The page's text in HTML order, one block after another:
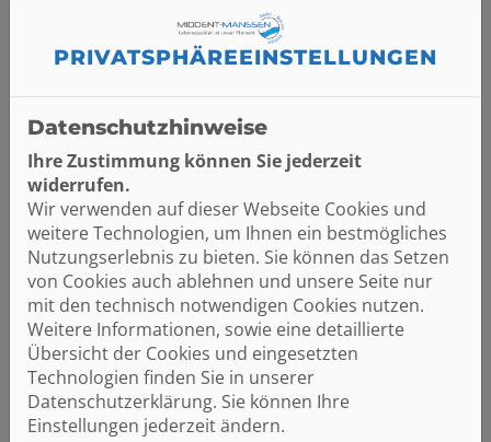
Liebe/r Bewerber/-in,
Als Ansprechpartner der Firma Middent Manssen
aus Brinkum möchte ich gerne ein unverbindliches
und attraktives Job-Angebot vorstellen.
Dazu geht der erste Schritt ganz einfach über unsere
Kurzbewerbung ganz unten, aber auch telefonisch
sind wir jederzeit erreichbar.
Wir freuen uns auf die Zusammenarbeit!
Kontakt
Ansprechpartner: Herr Stefan Vocks
E-Mail: vocks@middent-manssen.de
Telefon: 0491 2192
PRIVATSPHÄRE­EINSTELLUNGEN
Datenschutzhinweise
Ihre Zustimmung können Sie jederzeit
widerrufen.
Wir verwenden auf dieser Webseite Cookies und
weitere Technologien, um Ihnen ein bestmögliches
Nutzungserlebnis zu bieten. Sie können das Setzen
von Cookies auch ablehnen und unsere Seite nur
mit den technisch notwendigen Cookies nutzen.
Weitere Informationen, sowie eine detaillierte
Übersicht der Cookies und eingesetzten
Technologien finden Sie in unserer
Datenschutzerklärung. Sie können Ihre
Einstellungen jederzeit ändern.